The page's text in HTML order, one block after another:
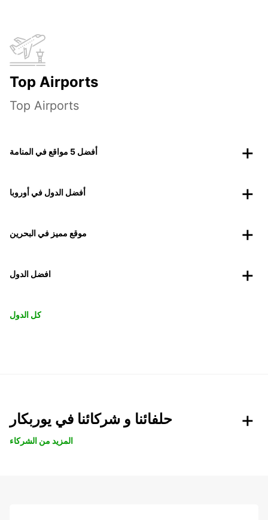
Top Airports
Top Airports
أفضل 5 مواقع في المنامة
أفضل الدول في أوروبا
موقع مميز في البحرين
افضل الدول
كل الدول
حلفائنا و شركائنا في يوربكار
المزيد من الشركاء